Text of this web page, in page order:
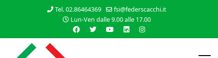
Tel. 02.86464369
fsi@federscacchi.it
Lun-Ven dalle 9.00 alle 17.00